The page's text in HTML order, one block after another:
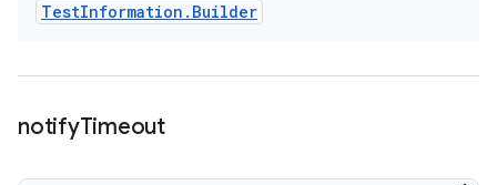
TestInformation . Builder
notifyTimeout